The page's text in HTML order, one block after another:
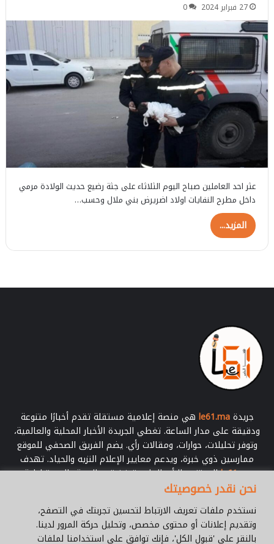
نحن نقدر خصوصيتك
نستخدم ملفات تعريف الارتباط لتحسين تجربتك في التصفح،
وتقديم إعلانات أو محتوى مخصص، وتحليل حركة المرور لدينا.
بالنقر على 'قبول الكل'، فإنك توافق على استخدامنا لملفات
27 فبراير 2024 0
عثر احد العاملين صباح اليوم الثلاثاء على جثة رضيع حديث الولادة مرمي
داخل مطرح النفايات اولاد اضريرض بني ملال وحسب…
المزيد...
جريدةle61.ma هي منصة إعلامية مستقلة تقدم أخبارًا متنوعة
ودقيقة على مدار الساعة. تغطي الجريدة الأخبار المحلية والعالمية،
وتوفر تحليلات، حوارات، ومقالات رأي. يضم الفريق الصحفي للموقع
ممارسين ذوي خبرة، ويدعم معايير الإعلام النزيه والحياد. تهدف
le61.maإلى تنوير الرأي العام وتعزيز قيم الحرية والديمقراطية.
أدخل
بريدك
الإلكتروني